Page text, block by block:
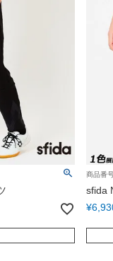
商品番
sfida
¥